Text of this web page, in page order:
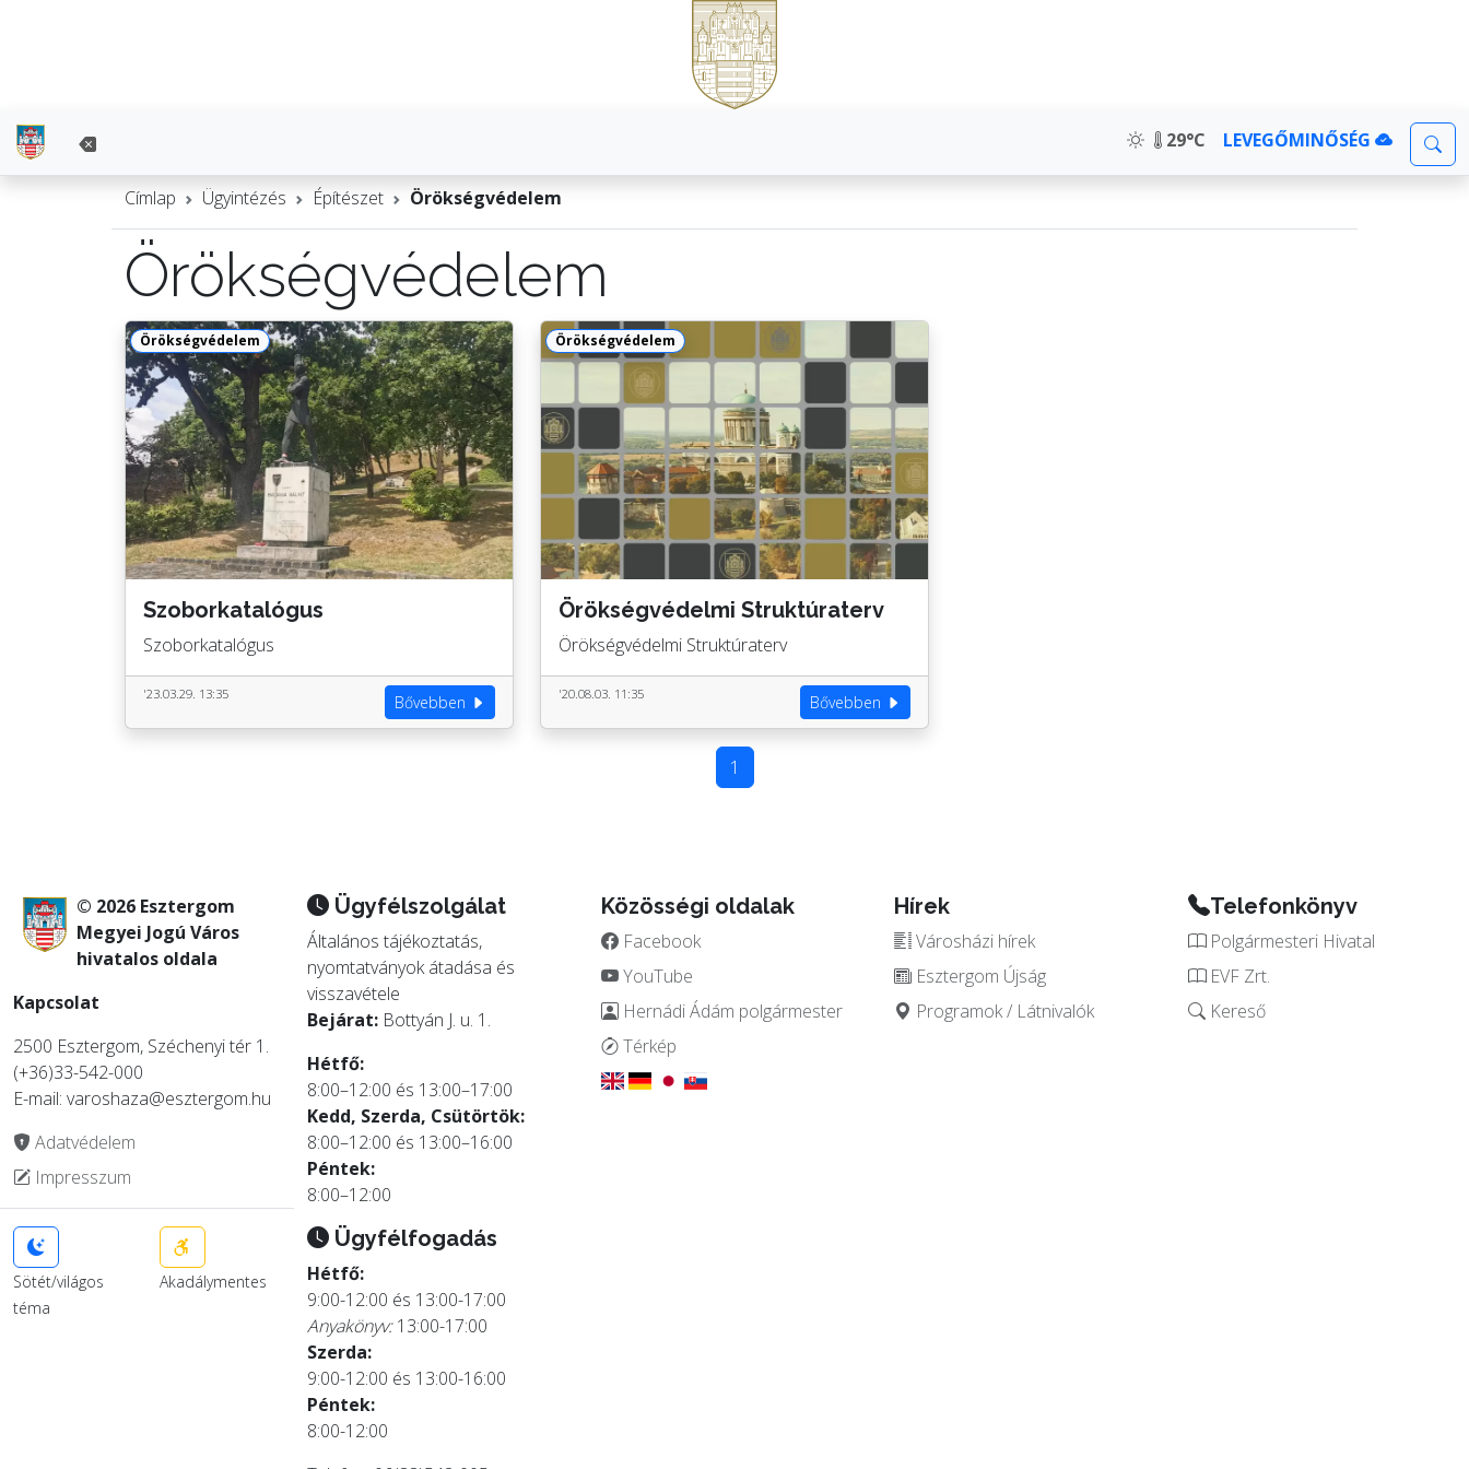
29°C LEVEGŐMINŐSÉG
Címlap Ügyintézés Építészet Örökségvédelem
Örökségvédelem
Örökségvédelem
Szoborkatalógus
Szoborkatalógus
'23.03.29. 13:35 Bővebben
Örökségvédelem
Örökségvédelmi Struktúraterv
Örökségvédelmi Struktúraterv
'20.08.03. 11:35 Bővebben
1
© 2026 Esztergom
Megyei Jogú Város
hivatalos oldala
Kapcsolat
2500 Esztergom, Széchenyi tér 1.
(+36)33-542-000
E-mail: varoshaza@esztergom.hu
Adatvédelem
Impresszum
Sötét/világos
téma
Akadálymentes
Ügyfélszolgálat
Általános tájékoztatás,
nyomtatványok átadása és
visszavétele
Bejárat:Bottyán J. u. 1.
Hétfő:
8:00–12:00 és 13:00–17:00
Kedd, Szerda, Csütörtök:
8:00–12:00 és 13:00–16:00
Péntek:
8:00–12:00
Ügyfélfogadás
Hétfő:
9:00-12:00 és 13:00-17:00
Anyakönyv:13:00-17:00
Szerda:
9:00-12:00 és 13:00-16:00
Péntek:
8:00-12:00
Közösségi oldalak
Facebook
YouTube
Hernádi Ádám polgármester
Térkép
Hírek
Városházi hírek
Esztergom Újság
Programok / Látnivalók
Telefonkönyv
Polgármesteri Hivatal
EVF Zrt.
Kereső